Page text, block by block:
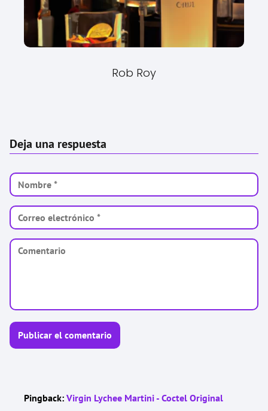
Rob Roy
Pingback: Virgin Lychee Martini - Coctel Original
Deja una respuesta